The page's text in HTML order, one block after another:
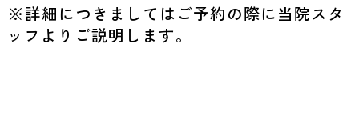
※詳細につきましてはご予約の際に当院スタ
ッフよりご説明します。